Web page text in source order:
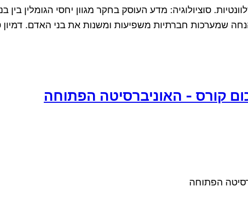
סוציולוגיה: מדע העוסק בחקר מגוון יחסי הגומלין בין
שמערכות חברתיות משפיעות ומשנות את בני האדם. דמיון
קורס - האוניברסיטה הפתוחה
הפתוחה